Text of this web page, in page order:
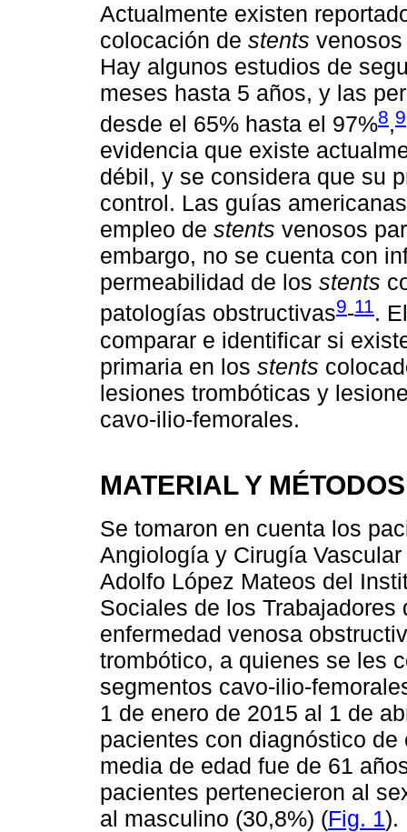
Actualmente existen
colocación de stents
Hay algunos estudios de
meses hasta 5 años, y las
desde el 65% hasta el 97%8,9
evidencia que existe
débil, y se considera que su
control. Las guías
empleo de stents venosos
embargo, no se cuenta con
permeabilidad de los stents
patologías obstructivas9-11.
comparar e identificar si
primaria en los stents
lesiones trombóticas y
cavo-ilio-femorales.
MATERIAL Y MÉTODOS
Se tomaron en cuenta los
Angiología y Cirugía
Adolfo López Mateos del
Sociales de los
enfermedad venosa
trombótico, a quienes se les
segmentos cavo-ilio-
1 de enero de 2015 al 1 de
pacientes con diagnóstico
media de edad fue de 61
pacientes pertenecieron al
al masculino (30,8%) (Fig. 1).